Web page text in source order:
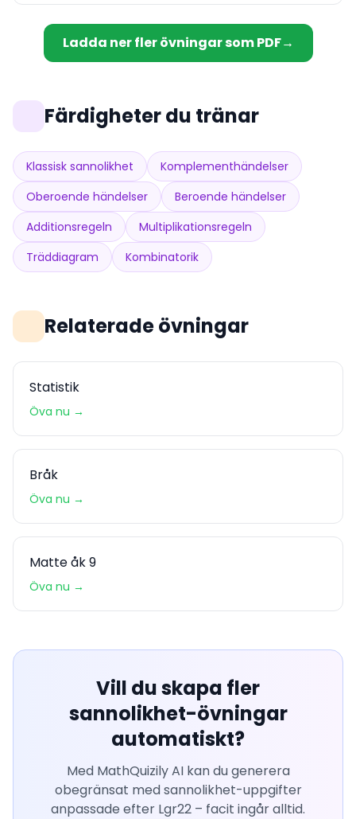
\frac{4}{10}
\cdot
\frac{3}{9}
Ladda ner fler övningar som PDF→
Färdigheter du tränar
Klassisk sannolikhet
Komplementhändelser
Oberoende händelser
Beroende händelser
Additionsregeln
Multiplikationsregeln
Träddiagram
Kombinatorik
Relaterade övningar
Statistik
Öva nu →
Bråk
Öva nu →
Matte åk 9
Öva nu →
Vill du skapa fler
sannolikhet-övningar
automatiskt?
Med MathQuizily AI kan du generera
obegränsat medsannolikhet-uppgifter
anpassade efter Lgr22 – facit ingår alltid.